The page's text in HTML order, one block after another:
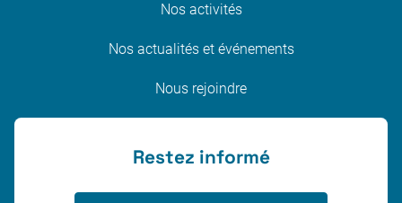
Nos activités
Nos actualités et événements
Nous rejoindre
Restez informé